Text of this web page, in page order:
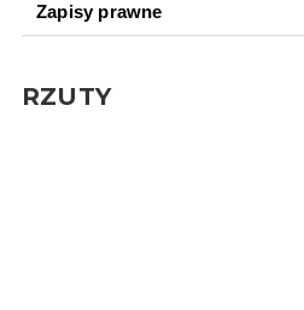
Zapisy prawne
RZUTY